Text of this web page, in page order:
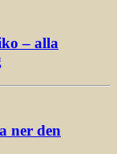
– alla
ner den